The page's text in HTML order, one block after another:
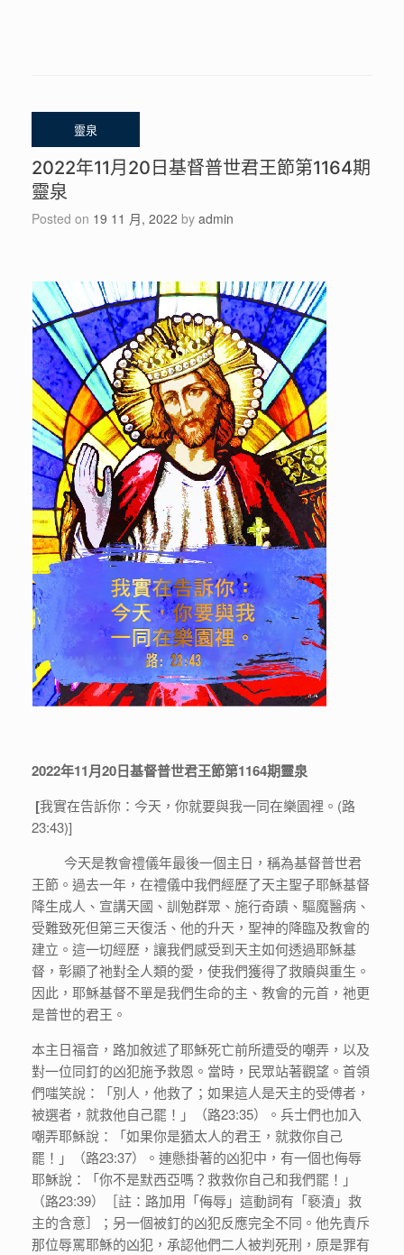
2022年11月20日基督普世君王節第1164期
靈泉
Posted on 19 11 月, 2022 by admin
2022年11月20日基督普世君王節第1164期靈泉
[我實在告訴你：今天，你就要與我一同在樂園裡。(路
23:43)]
今天是教會禮儀年最後一個主日，稱為基督普世君
王節。過去一年，在禮儀中我們經歷了天主聖子耶穌基督
降生成人、宣講天國、訓勉群眾、施行奇蹟、驅魔醫病、
受難致死但第三天復活、他的升天，聖神的降臨及教會的
建立。這一切經歷，讓我們感受到天主如何透過耶穌基
督，彰顯了祂對全人類的愛，使我們獲得了救贖與重生。
因此，耶穌基督不單是我們生命的主、教會的元首，祂更
是普世的君王。
本主日福音，路加敘述了耶穌死亡前所遭受的嘲弄，以及
對一位同釘的凶犯施予救恩。當時，民眾站著觀望。首領
們嗤笑說：「別人，他救了；如果這人是天主的受傅者，
被選者，就救他自己罷！」（路23:35）。兵士們也加入
嘲弄耶穌說：「如果你是猶太人的君王，就救你自己
罷！」（路23:37）。連懸掛著的凶犯中，有一個也侮辱
耶穌說：「你不是默西亞嗎？救救你自己和我們罷！」
（路23:39）［註：路加用「侮辱」這動詞有「褻瀆」救
主的含意］；另一個被釘的凶犯反應完全不同。他先責斥
那位辱罵耶穌的凶犯，承認他們二人被判死刑，原是罪有